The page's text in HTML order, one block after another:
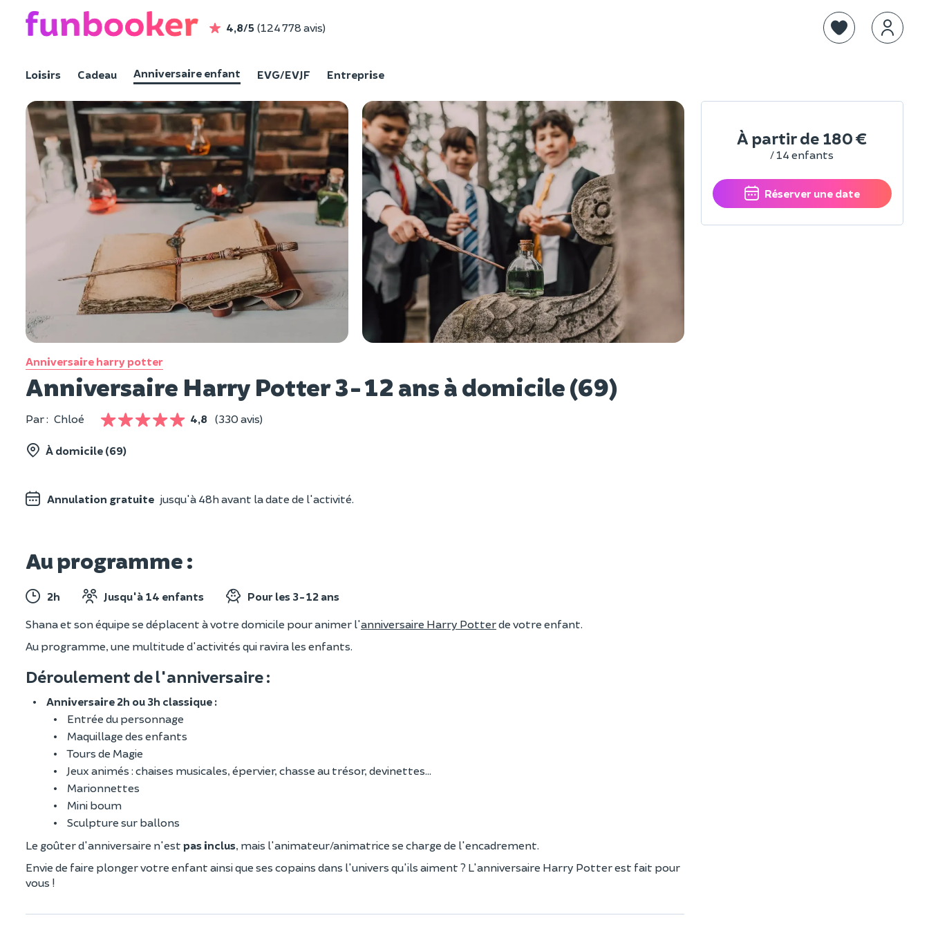
4,8/5 (124 778 avis)
Loisirs Cadeau Anniversaire enfant EVG/EVJF Entreprise
Voir les photos
Anniversaire harry potter
Anniversaire Harry Potter 3-12 ans à domicile (69)
Par : Chloé 4,8 (330 avis)
À domicile (69)
Annulation gratuite jusqu'à 48h avant la date de l'activité.
Au programme :
2h Jusqu'à 14 enfants Pour les 3-12 ans
Shana et son équipe se déplacent à votre domicile pour animer l'anniversaire Harry Potterde votre enfant.
Au programme, une multitude d'activités qui ravira les enfants.
Déroulement de l'anniversaire :
Anniversaire 2h ou 3h classique :
Entrée du personnage
Maquillage des enfants
Tours de Magie
Jeux animés : chaises musicales, épervier, chasse au trésor, devinettes…
Marionnettes
Mini boum
Sculpture sur ballons
Le goûter d'anniversaire n'est pas inclus, mais l'animateur/animatrice se charge de l'encadrement.
Envie de faire plonger votre enfant ainsi que ses copains dans l'univers qu'ils aiment ? L'anniversaire Harry Potter est fait pour
vous !
À partir de 180 €
/ 14 enfants
Réserver une date